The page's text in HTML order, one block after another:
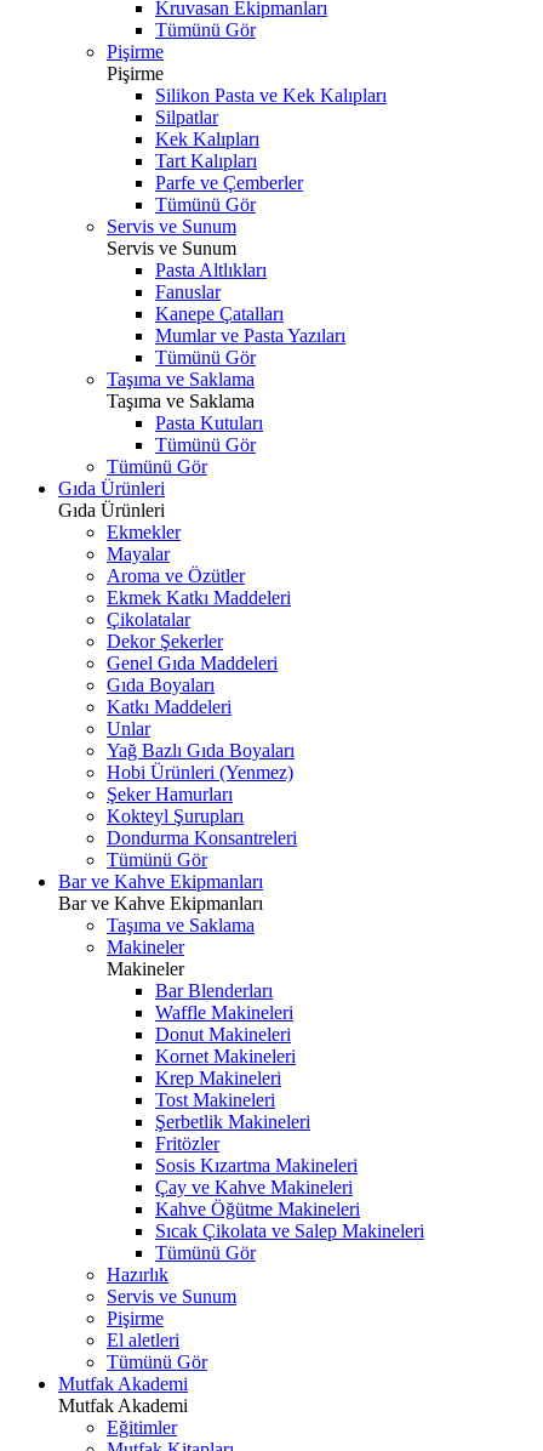
Kruvasan Ekipmanları
Tümünü Gör
Pişirme
Pişirme
Silikon Pasta ve Kek Kalıpları
Silpatlar
Kek Kalıpları
Tart Kalıpları
Parfe ve Çemberler
Tümünü Gör
Servis ve Sunum
Servis ve Sunum
Pasta Altlıkları
Fanuslar
Kanepe Çatalları
Mumlar ve Pasta Yazıları
Tümünü Gör
Taşıma ve Saklama
Taşıma ve Saklama
Pasta Kutuları
Tümünü Gör
Tümünü Gör
Gıda Ürünleri
Gıda Ürünleri
Ekmekler
Mayalar
Aroma ve Özütler
Ekmek Katkı Maddeleri
Çikolatalar
Dekor Şekerler
Genel Gıda Maddeleri
Gıda Boyaları
Katkı Maddeleri
Unlar
Yağ Bazlı Gıda Boyaları
Hobi Ürünleri (Yenmez)
Şeker Hamurları
Kokteyl Şurupları
Dondurma Konsantreleri
Tümünü Gör
Bar ve Kahve Ekipmanları
Bar ve Kahve Ekipmanları
Taşıma ve Saklama
Makineler
Makineler
Bar Blenderları
Waffle Makineleri
Donut Makineleri
Kornet Makineleri
Krep Makineleri
Tost Makineleri
Şerbetlik Makineleri
Fritözler
Sosis Kızartma Makineleri
Çay ve Kahve Makineleri
Kahve Öğütme Makineleri
Sıcak Çikolata ve Salep Makineleri
Tümünü Gör
Hazırlık
Servis ve Sunum
Pişirme
El aletleri
Tümünü Gör
Mutfak Akademi
Mutfak Akademi
Eğitimler